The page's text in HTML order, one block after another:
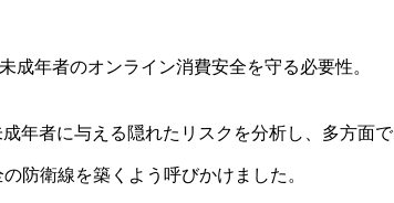
成年者のオンライン消費安全を守る必要性。
年者に与える隠れたリスクを分析し、多方面で
防衛線を築くよう呼びかけました。